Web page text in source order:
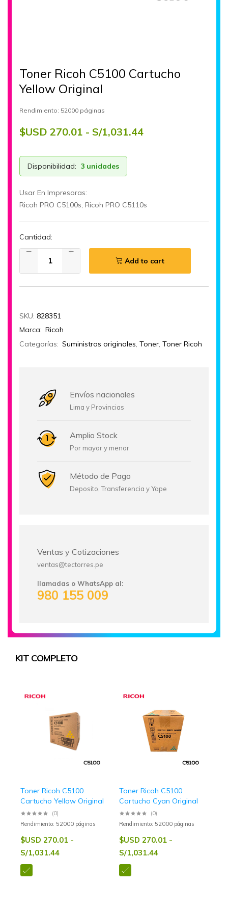
Toner Ricoh C5100 Cartucho
Yellow Original
Rendimiento: 52000 páginas
$USD 270.01 - S/1,031.44
Disponibilidad: 3 unidades
Usar En Impresoras:
Ricoh PRO C5100s, Ricoh PRO C5110s
Cantidad:
Add to cart
SKU:828351
Marca: Ricoh
Categorías: Suministros originales,Toner,Toner Ricoh
Envíos nacionales
Lima y Provincias
Amplio Stock
Por mayor y menor
Método de Pago
Deposito, Transferencia y Yape
Ventas y Cotizaciones
ventas@tectorres.pe
llamadas o WhatsApp al:
980 155 009
KIT COMPLETO
Toner Ricoh C5100
Cartucho Yellow Original
(0)
Rendimiento: 52000 páginas
$USD 270.01 -
S/1,031.44
Toner Ricoh C5100
Cartucho Cyan Original
(0)
Rendimiento: 52000 páginas
$USD 270.01 -
S/1,031.44